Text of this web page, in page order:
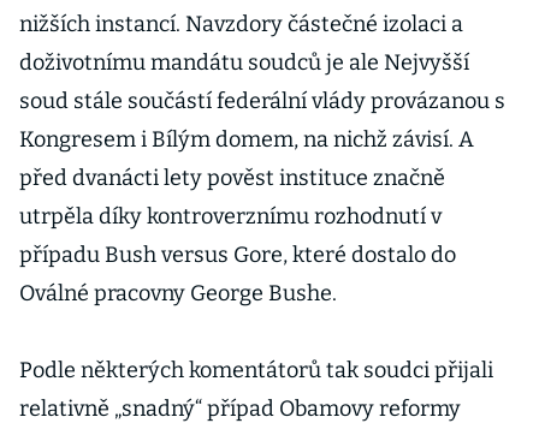
nižších instancí. Navzdory částečné izolaci a
doživotnímu mandátu soudců je ale Nejvyšší
soud stále součástí federální vlády provázanou s
Kongresem i Bílým domem, na nichž závisí. A
před dvanácti lety pověst instituce značně
utrpěla díky kontroverznímu rozhodnutí v
případu Bush versus Gore, které dostalo do
Oválné pracovny George Bushe.
Podle některých komentátorů tak soudci přijali
relativně „snadný“ případ Obamovy reformy